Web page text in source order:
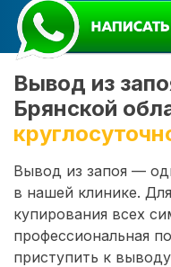
Вывод из
Брянской
Вывод из запоя —
в нашей клинике.
купирования всех
профессиональная
приступить к